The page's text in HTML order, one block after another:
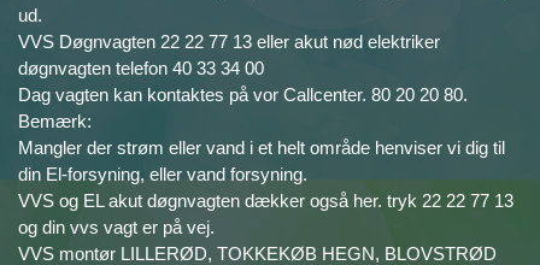
ud.
VVS Døgnvagten 22 22 77 13 eller akut nød elektriker
døgnvagten telefon 40 33 34 00
Dag vagten kan kontaktes på vor Callcenter. 80 20 20 80.
Bemærk:
Mangler der strøm eller vand i et helt område henviser vi dig til
din El-forsyning, eller vand forsyning.
VVS og EL akut døgnvagten dækker også her. tryk 22 22 77 13
og din vvs vagt er på vej.
VVS montør LILLERØD, TOKKEKØB HEGN, BLOVSTRØD